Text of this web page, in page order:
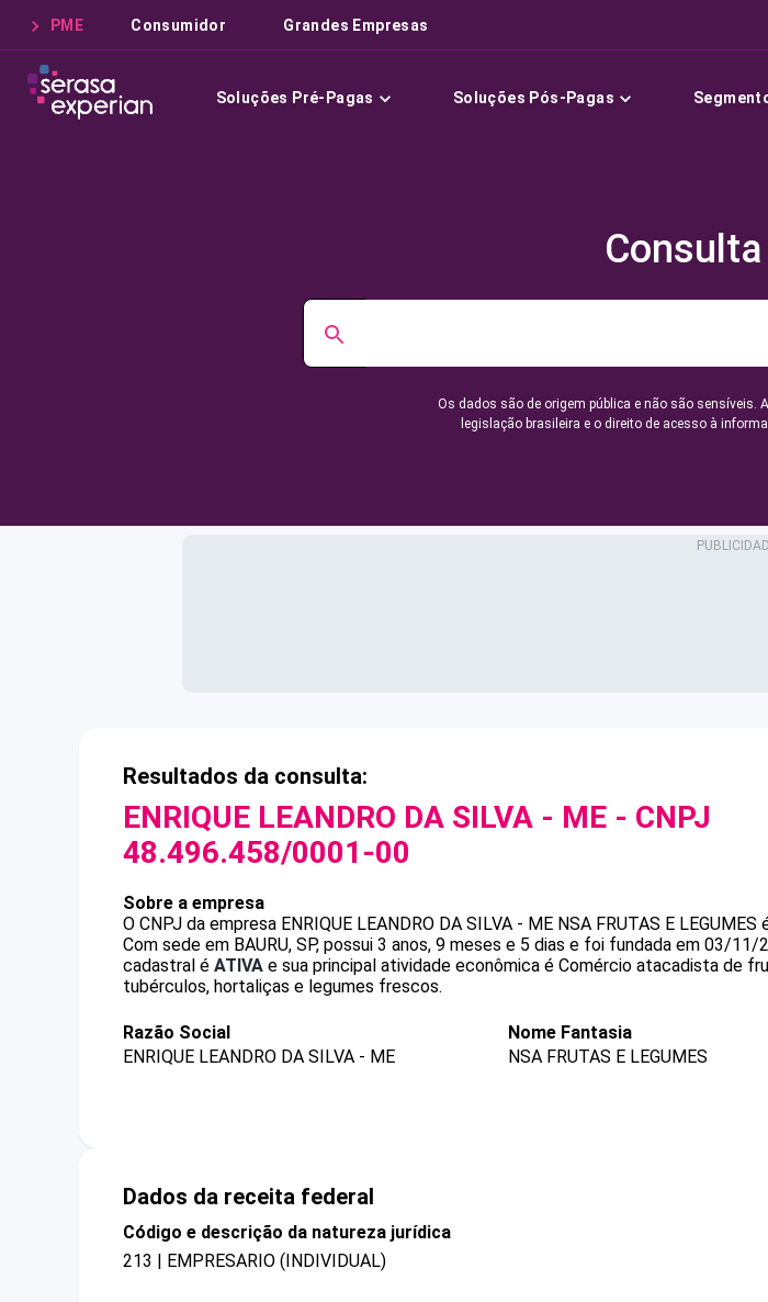
PME Consumidor Grandes Empresas
Soluções Pré-Pagas Soluções Pós-Pagas
Os dados são de origem pública e não são sensíveis.
legislação brasileira e o direito de acesso à
Resultados da consulta:
ENRIQUE LEANDRO DA SILVA - ME - CNPJ
48.496.458/0001-00
Sobre a empresa
O CNPJ da empresa ENRIQUE LEANDRO DA SILVA - ME NSA FRUTAS E LEGUMES
Com sede em BAURU, SP, possui 3 anos, 9 meses e 5 dias e foi fundada em 03/11/
cadastral é ATIVA e sua principal atividade econômica é Comércio atacadista de
tubérculos, hortaliças e legumes frescos.
Razão Social
ENRIQUE LEANDRO DA SILVA - ME
Nome Fantasia
NSA FRUTAS E LEGUMES
Dados da receita federal
Código e descrição da natureza jurídica
213 | EMPRESARIO (INDIVIDUAL)